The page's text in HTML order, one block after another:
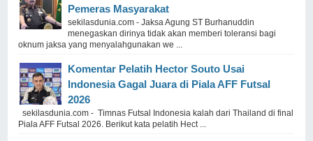
Pemeras Masyarakat
sekilasdunia.com - Jaksa Agung ST Burhanuddin
menegaskan dirinya tidak akan memberi toleransi bagi
oknum jaksa yang menyalahgunakan we ...
Komentar Pelatih Hector Souto Usai
Indonesia Gagal Juara di Piala AFF Futsal
2026
sekilasdunia.com - Timnas Futsal Indonesia kalah dari Thailand di final
Piala AFF Futsal 2026. Berikut kata pelatih Hect ...